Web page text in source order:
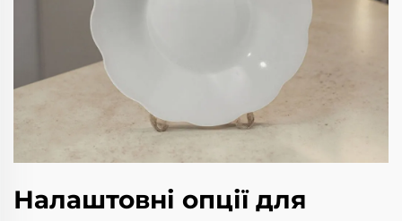
Налаштовні опції для